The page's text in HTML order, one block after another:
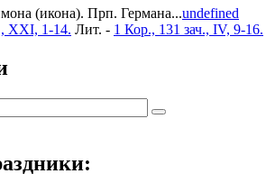
(икона). Прп. Германа...undefined
XXI, 1-14. Лит. - 1 Кор., 131 зач., IV, 9-16.